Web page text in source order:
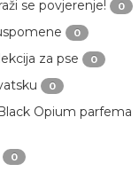
se povjerenje!
0
0
za pse 0
0
Opium parfema
0